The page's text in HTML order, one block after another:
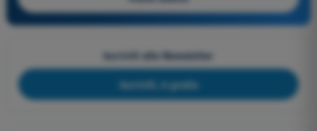
Iscriviti alla Newsletter
Iscriviti, è gratis